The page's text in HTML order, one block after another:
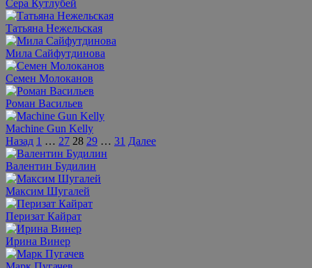
Сера Кутлубей
Татьяна Нежельская
Мила Сайфутдинова
Семен Молоканов
Роман Васильев
Machine Gun Kelly
Пагинация
записей
Назад 1 … 27 28 29 … 31 Далее
Валентин Будилин
Максим Шугалей
Перизат Кайрат
Ирина Винер